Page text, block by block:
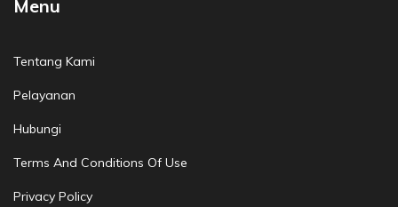
Menu
Tentang Kami
Pelayanan
Hubungi
Terms And Conditions Of Use
Privacy Policy